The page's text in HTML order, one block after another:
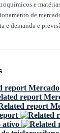
e
de
e demanda e
ativo